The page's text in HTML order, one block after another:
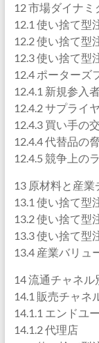
12 市場ダイナミ
12.1 使い捨て型
12.2 使い捨て型
12.3 使い捨て型
12.4 ポーターズ
12.4.1 新規参入
12.4.2 サプライ
12.4.3 買い手の
12.4.4 代替品の
12.4.5 競争上の
13 原材料と産業
13.1 使い捨て型
13.2 使い捨て型
13.3 使い捨て型
13.4 産業バリュ
14 流通チャネル
14.1 販売チャネ
14.1.1 エンドユ
14.1.2 代理店